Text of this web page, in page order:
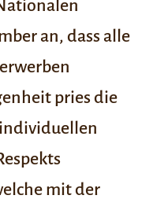
an, dass alle
pries die
mit der